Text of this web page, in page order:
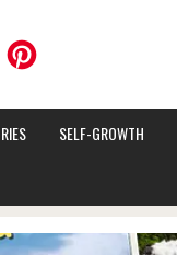
SELF-GROWTH